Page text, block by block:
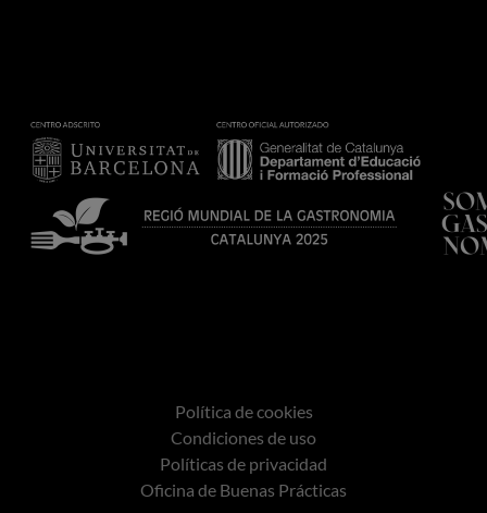
Política de cookies
Condiciones de uso
Políticas de privacidad
Oficina de Buenas Prácticas